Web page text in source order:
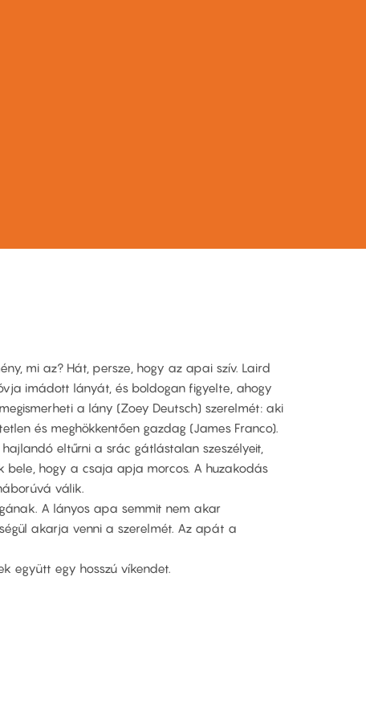
mi az? Hát, persze, hogy az apai szív. Laird
imádott lányát, és boldogan figyelte, ahogy
a lány (Zoey Deutsch) szerelmét: aki
és meghökkentően gazdag (James Franco).
eltűrni a srác gátlástalan szeszélyeit,
bele, hogy a csaja apja morcos. A huzakodás
válik.
A lányos apa semmit nem akar
akarja venni a szerelmét. Az apát a
együtt egy hosszú víkendet.